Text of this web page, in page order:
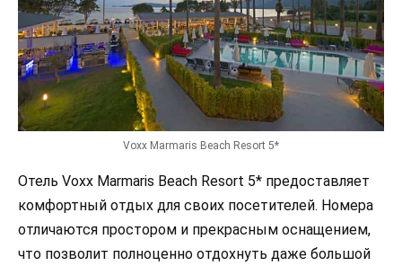
Voxx Marmaris Beach Resort 5*
Отель Voxx Marmaris Beach Resort 5* предоставляет
комфортный отдых для своих посетителей. Номера
отличаются простором и прекрасным оснащением,
что позволит полноценно отдохнуть даже большой